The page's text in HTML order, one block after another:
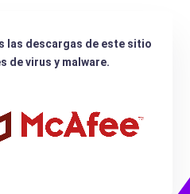
las descargas de este sitio
de virus y malware.